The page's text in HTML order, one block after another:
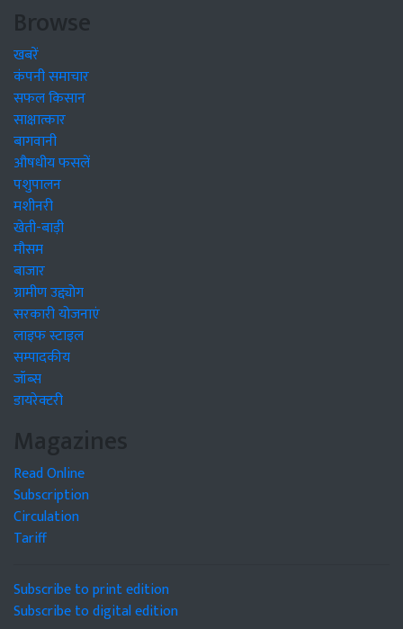
Browse
खबरें
कंपनी समाचार
सफल किसान
साक्षात्कार
बागवानी
औषधीय फसलें
पशुपालन
मशीनरी
खेती-बाड़ी
मौसम
बाजार
ग्रामीण उद्द्योग
सरकारी योजनाएं
लाइफ स्टाइल
सम्पादकीय
जॉब्स
डायरेक्टरी
Magazines
Read Online
Subscription
Circulation
Tariff
Subscribe to print edition
Subscribe to digital edition